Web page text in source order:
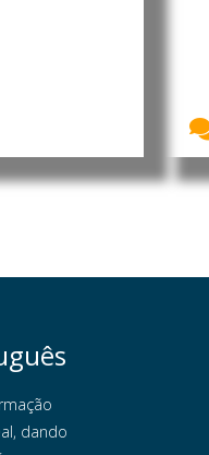
dando